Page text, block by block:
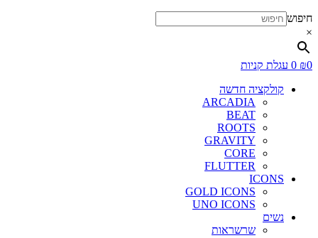
חיפוש
×
₪0
0 עגלת קניות
קולקציה חדשה
ARCADIA
BEAT
ROOTS
GRAVITY
CORE
FLUTTER
ICONS
GOLD ICONS
UNO ICONS
נשים
שרשראות